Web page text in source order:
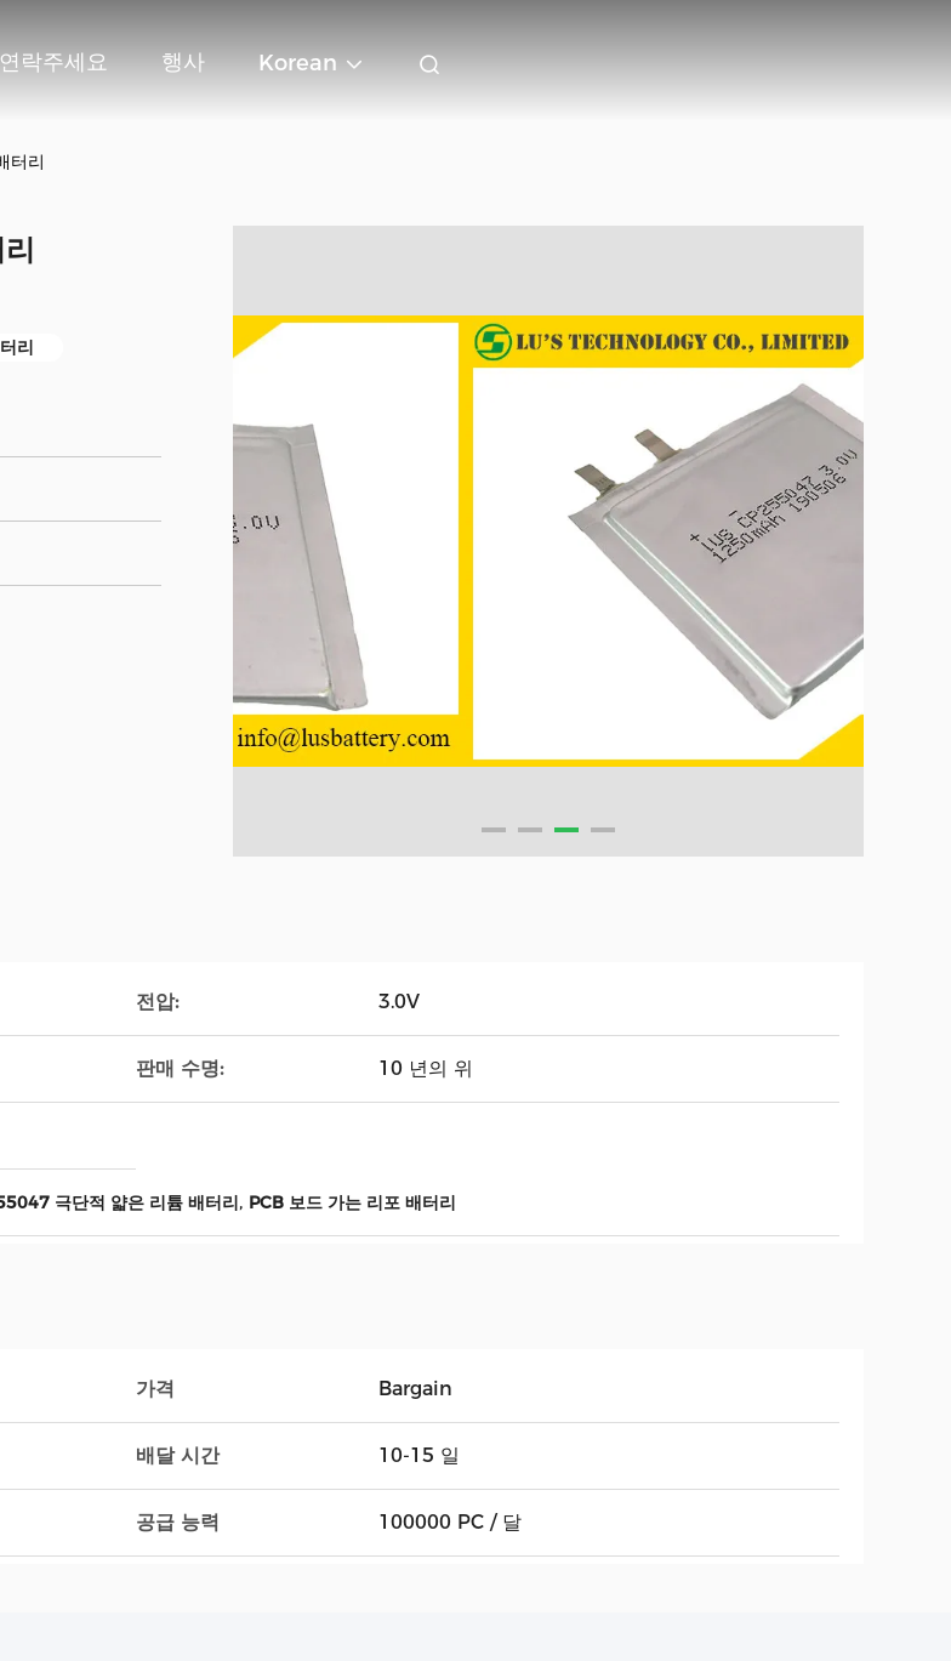
연락주세요 행사 Korean
터리
리
전압: 3.0V
판매 수명: 10 년의 위
극단적 얇은 리튬 배터리, PCB 보드 가는 리포 배터리
가격 Bargain
배달 시간 10-15 일
공급 능력 100000 PC / 달